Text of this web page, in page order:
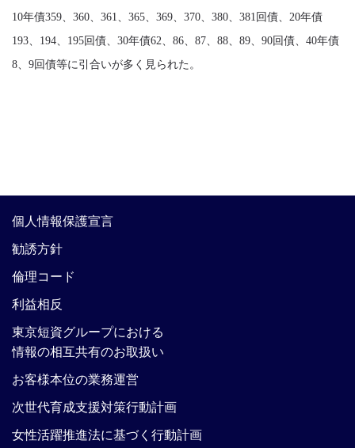
10年債359、360、361、365、369、370、380、381回債、20年債
193、194、195回債、30年債62、86、87、88、89、90回債、40年債
8、9回債等に引合いが多く見られた。
個人情報保護宣言
勧誘方針
倫理コード
利益相反
東京短資グループにおける
情報の相互共有のお取扱い
お客様本位の業務運営
次世代育成支援対策行動計画
女性活躍推進法に基づく行動計画